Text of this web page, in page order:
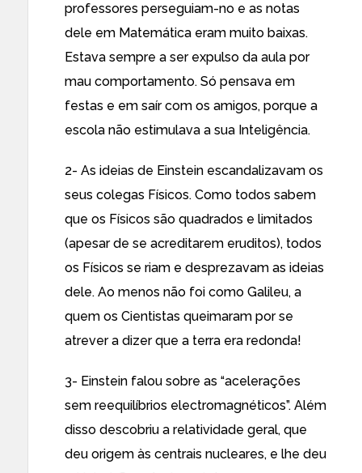
professores perseguiam-no e as notas
dele em Matemática eram muito baixas.
Estava sempre a ser expulso da aula por
mau comportamento. Só pensava em
festas e em saír com os amigos, porque a
escola não estimulava a sua Inteligência.
2- As ideias de Einstein escandalizavam os
seus colegas Físicos. Como todos sabem
que os Físicos são quadrados e limitados
(apesar de se acreditarem eruditos), todos
os Físicos se riam e desprezavam as ideias
dele. Ao menos não foi como Galileu, a
quem os Cientistas queimaram por se
atrever a dizer que a terra era redonda!
3- Einstein falou sobre as “acelerações
sem reequilíbrios electromagnéticos”. Além
disso descobriu a relatividade geral, que
deu origem às centrais nucleares, e lhe deu